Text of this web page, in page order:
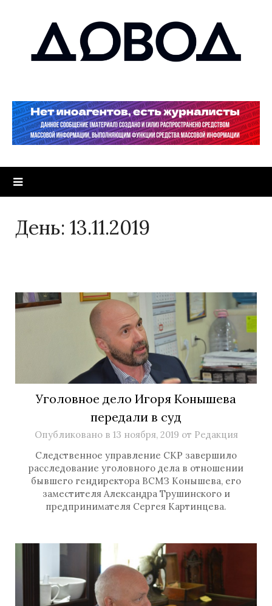
День: 13.11.2019
Уголовное дело Игоря Конышева
передали в суд
Опубликовано в 13 ноября, 2019 от Редакция
Следственное управление СКР завершило
расследование уголовного дела в отношении
бывшего гендиректора ВСМЗ Конышева, его
заместителя Александра Трушинского и
предпринимателя Сергея Картинцева.